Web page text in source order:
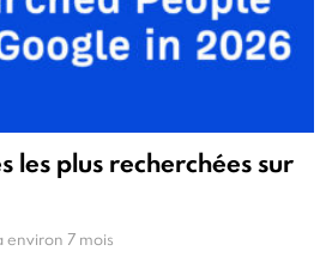
les plus recherchées sur
environ 7 mois